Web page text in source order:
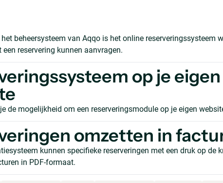
het beheersysteem van Aqqo is het online reserveringssysteem
een reservering kunnen aanvragen.
op je eigen
de mogelijkheid om een reserveringsmodule op je eigen
omzetten in
kunnen specifieke reserveringen met een druk op de
in PDF-formaat.